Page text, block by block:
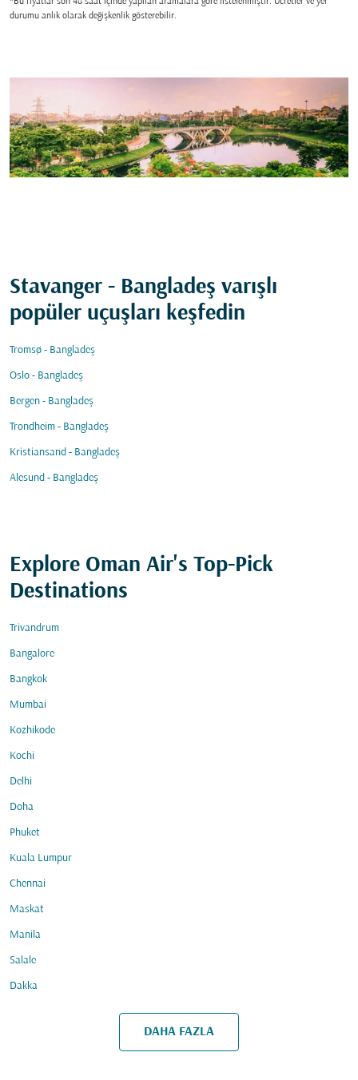
durumu anlık olarak değişkenlik gösterebilir.
Stavanger - Bangladeş varışlı
popüler uçuşları keşfedin
Tromsø - Bangladeş
Oslo - Bangladeş
Bergen - Bangladeş
Trondheim - Bangladeş
Kristiansand - Bangladeş
Alesund - Bangladeş
Explore Oman Air's Top-Pick
Destinations
Trivandrum
Bangalore
Bangkok
Mumbai
Kozhikode
Kochi
Delhi
Doha
Phuket
Kuala Lumpur
Chennai
Maskat
Manila
Salale
Dakka
DAHA FAZLA